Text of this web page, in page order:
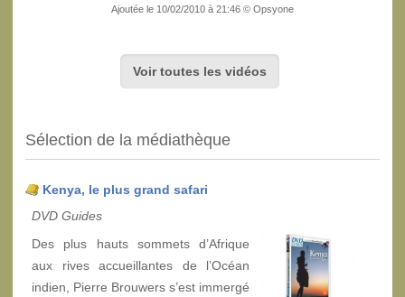
Ajoutée le 10/02/2010 à 21:46 © Opsyone
Voir toutes les vidéos
Sélection de la médiathèque
Kenya, le plus grand safari
DVD Guides
Des plus hauts sommets d’Afrique
aux rives accueillantes de l’Océan
indien, Pierre Brouwers s’est immergé